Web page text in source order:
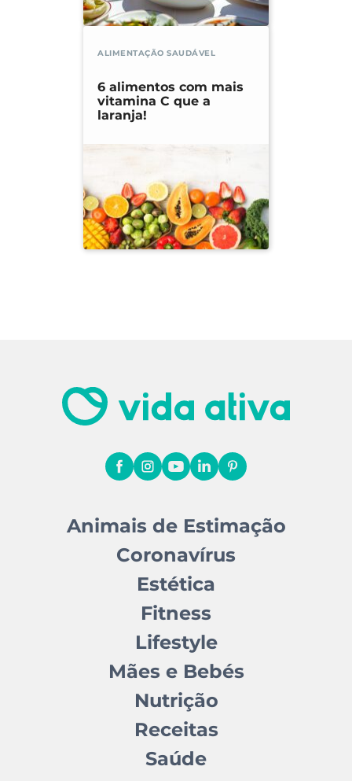
ALIMENTAÇÃO SAUDÁVEL
6 alimentos com mais
vitamina C que a
laranja!
Animais de Estimação
Coronavírus
Estética
Fitness
Lifestyle
Mães e Bebés
Nutrição
Receitas
Saúde